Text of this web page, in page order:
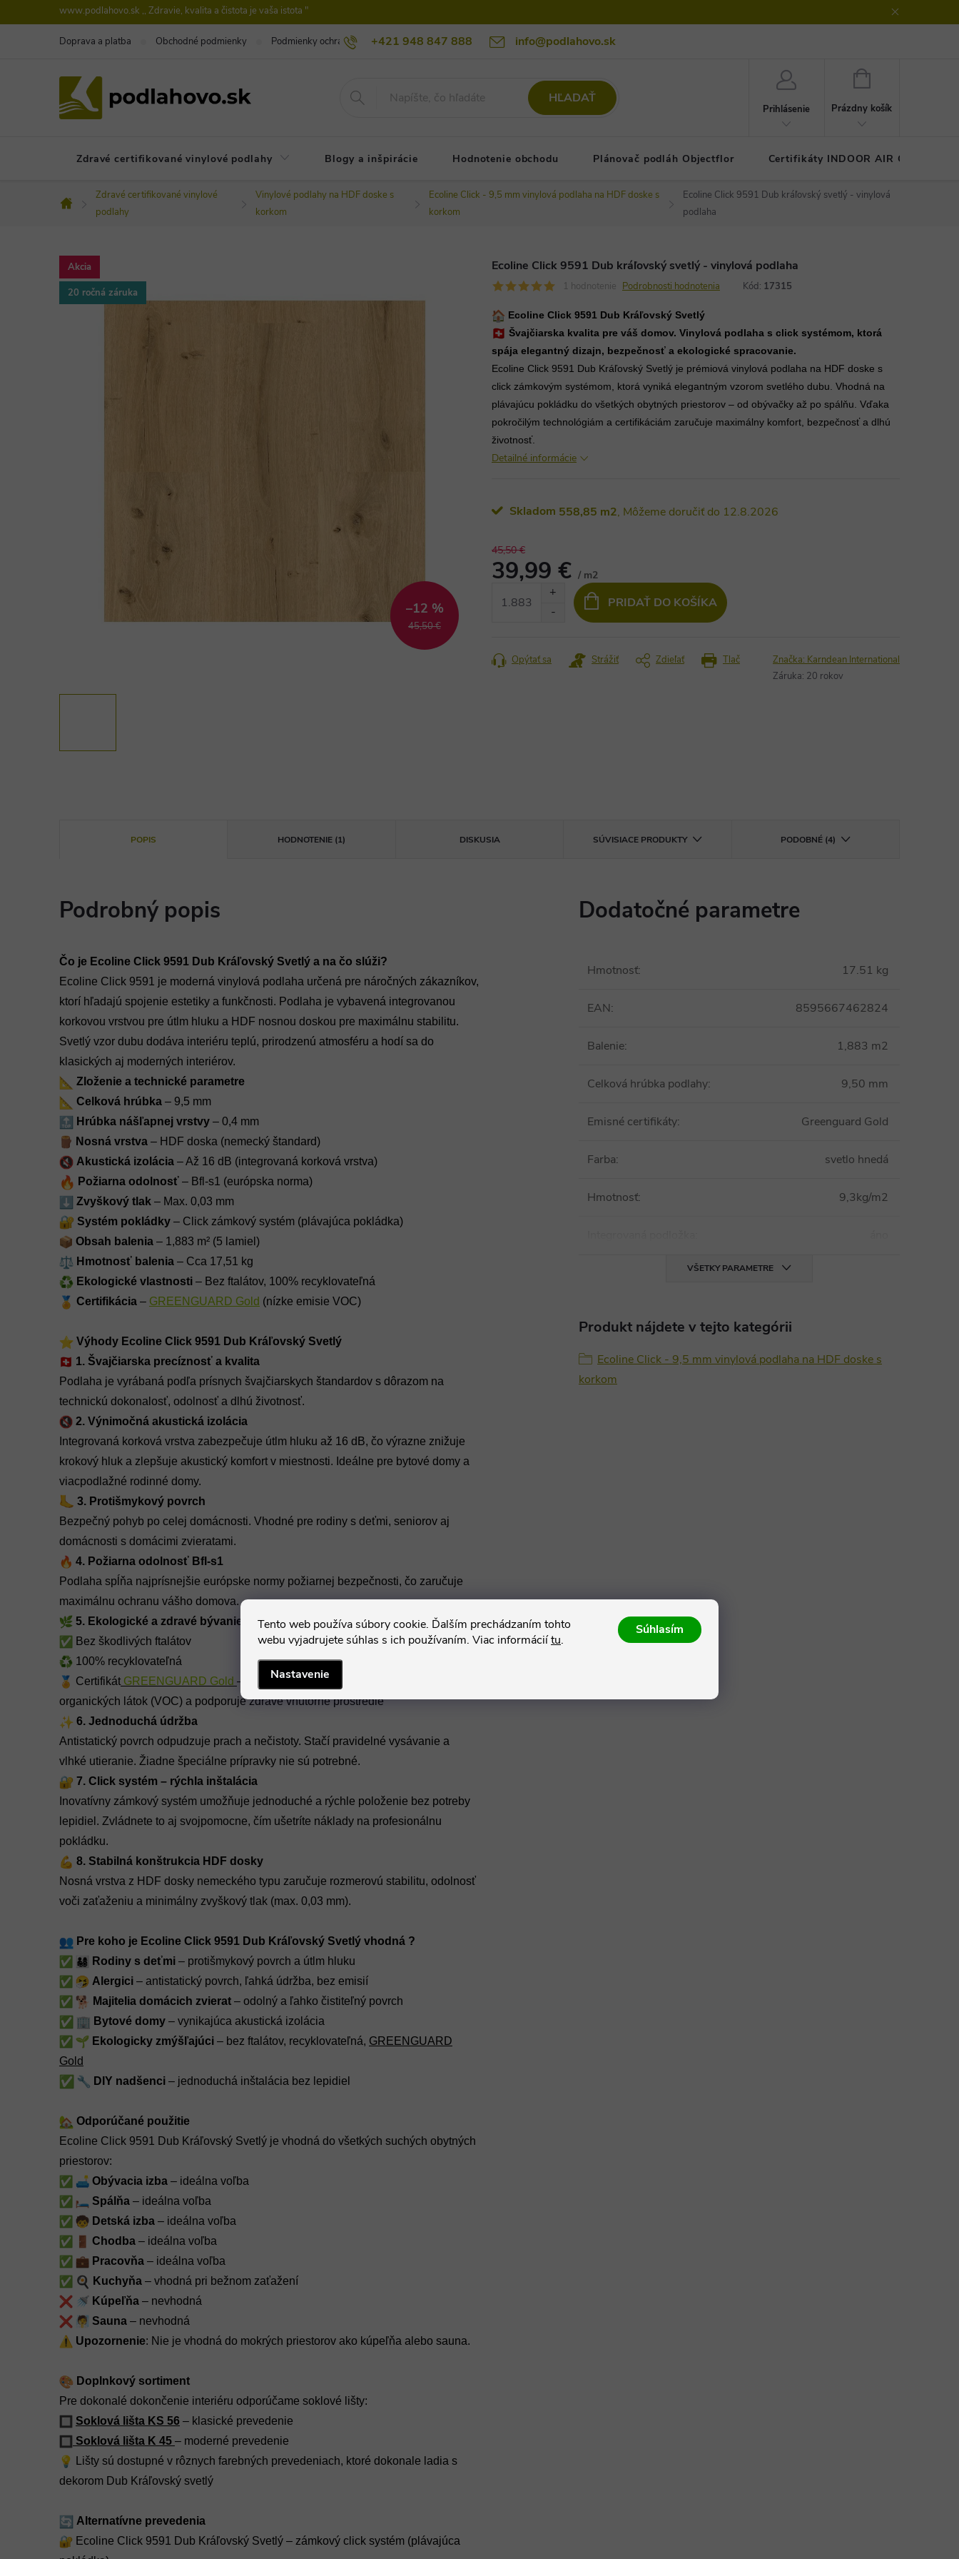
Tento web používa súbory cookie. Ďalším prechádzaním tohto
webu vyjadrujete súhlas s ich používaním. Viac informáciítu.
Nastavenie
Súhlasím
na
www.podlahovo.sk ,, Zdravie, kvalita a čistota je vaša istota "
+421 948 847 888 info@podlahovo.sk
Doprava a platba Obchodné podmienky Podmienky ochrany osobných údajov podlahovo.sk Reklamačné podmienky
HĽADAŤ
Prihlásenie
NÁKUPNÝ
Prázdny košík
Zdravé certifikované vinylové podlahy Blogy a inšpirácie Hodnotenie obchodu Plánovač podláh Objectflor Certifikáty INDOOR AIR COMFORT
Domov
Zdravé certifikované vinylové
podlahy
Vinylové podlahy na HDF doske s
korkom
Ecoline Click - 9,5 mm vinylová podlaha na HDF doske s
korkom
Ecoline Click 9591 Dub kráľovský svetlý - vinylová
podlaha
Akcia
20 ročná záruka
45,50 €
–12 %
Ecoline Click 9591 Dub kráľovský svetlý - vinylová podlaha
1 hodnotenie Podrobnosti hodnotenia Kód: 17315
Ecoline Click 9591 Dub Kráľovský Svetlý
Švajčiarska kvalita pre váš domov. Vinylová podlaha s click systémom, ktorá
spája elegantný dizajn, bezpečnosť a ekologické spracovanie.
Ecoline Click 9591 Dub Kráľovský Svetlý je prémiová vinylová podlaha na HDF doske s
click zámkovým systémom, ktorá vyniká elegantným vzorom svetlého dubu. Vhodná na
plávajúcu pokládku do všetkých obytných priestorov – od obývačky až po spálňu. Vďaka
pokročilým technológiám a certifikáciám zaručuje maximálny komfort, bezpečnosť a dlhú
životnosť.
Detailné informácie
Skladom 558,85 m2 12.8.2026
45,50 €
39,99 € / m2
cena:
PRIDAŤ DO KOŠÍKA
Tlač
Opýtať sa Strážiť Zdieľať Značka: Karndean International
Záruka: 20 rokov
POPIS HODNOTENIE (1) DISKUSIA SÚVISIACE PRODUKTY PODOBNÉ (4)
Podrobný popis
Čo je Ecoline Click 9591 Dub Kráľovský Svetlý a na čo slúži?
Ecoline Click 9591 je moderná vinylová podlaha určená pre náročných zákazníkov,
ktorí hľadajú spojenie estetiky a funkčnosti. Podlaha je vybavená integrovanou
korkovou vrstvou pre útlm hluku a HDF nosnou doskou pre maximálnu stabilitu.
Svetlý vzor dubu dodáva interiéru teplú, prirodzenú atmosféru a hodí sa do
klasických aj moderných interiérov.
Zloženie a technické parametre
Celková hrúbka – 9,5 mm
Hrúbka nášľapnej vrstvy – 0,4 mm
Nosná vrstva – HDF doska (nemecký štandard)
Akustická izolácia – Až 16 dB (integrovaná korková vrstva)
Požiarna odolnosť – Bfl-s1 (európska norma)
Zvyškový tlak – Max. 0,03 mm
Systém pokládky – Click zámkový systém (plávajúca pokládka)
Obsah balenia – 1,883 m² (5 lamiel)
Hmotnosť balenia – Cca 17,51 kg
Ekologické vlastnosti – Bez ftalátov, 100% recyklovateľná
Certifikácia – GREENGUARD Gold (nízke emisie VOC)
Výhody Ecoline Click 9591 Dub Kráľovský Svetlý
1. Švajčiarska precíznosť a kvalita
Podlaha je vyrábaná podľa prísnych švajčiarskych štandardov s dôrazom na
technickú dokonalosť, odolnosť a dlhú životnosť.
2. Výnimočná akustická izolácia
Integrovaná korková vrstva zabezpečuje útlm hluku až 16 dB, čo výrazne znižuje
krokový hluk a zlepšuje akustický komfort v miestnosti. Ideálne pre bytové domy a
viacpodlažné rodinné domy.
3. Protišmykový povrch
Bezpečný pohyb po celej domácnosti. Vhodné pre rodiny s deťmi, seniorov aj
domácnosti s domácimi zvieratami.
4. Požiarna odolnosť Bfl-s1
Podlaha spĺňa najprísnejšie európske normy požiarnej bezpečnosti, čo zaručuje
maximálnu ochranu vášho domova.
5. Ekologické a zdravé bývanie
Bez škodlivých ftalátov
100% recyklovateľná
Certifikát GREENGUARD Gold – garantuje nízke emisie prchavých
organických látok (VOC) a podporuje zdravé vnútorné prostredie
6. Jednoduchá údržba
Antistatický povrch odpudzuje prach a nečistoty. Stačí pravidelné vysávanie a
vlhké utieranie. Žiadne špeciálne prípravky nie sú potrebné.
7. Click systém – rýchla inštalácia
Inovatívny zámkový systém umožňuje jednoduché a rýchle položenie bez potreby
lepidiel. Zvládnete to aj svojpomocne, čím ušetríte náklady na profesionálnu
pokládku.
8. Stabilná konštrukcia HDF dosky
Nosná vrstva z HDF dosky nemeckého typu zaručuje rozmerovú stabilitu, odolnosť
voči zaťaženiu a minimálny zvyškový tlak (max. 0,03 mm).
Pre koho je Ecoline Click 9591 Dub Kráľovský Svetlý vhodná ?
Rodiny s deťmi – protišmykový povrch a útlm hluku
Alergici – antistatický povrch, ľahká údržba, bez emisií
Majitelia domácich zvierat – odolný a ľahko čistiteľný povrch
Bytové domy – vynikajúca akustická izolácia
Ekologicky zmýšľajúci – bez ftalátov, recyklovateľná, GREENGUARD
Gold
DIY nadšenci – jednoduchá inštalácia bez lepidiel
Odporúčané použitie
Ecoline Click 9591 Dub Kráľovský Svetlý je vhodná do všetkých suchých obytných
priestorov:
Obývacia izba – ideálna voľba
Spálňa – ideálna voľba
Detská izba – ideálna voľba
Chodba – ideálna voľba
Pracovňa – ideálna voľba
Kuchyňa – vhodná pri bežnom zaťažení
Kúpeľňa – nevhodná
Sauna – nevhodná
Upozornenie: Nie je vhodná do mokrých priestorov ako kúpeľňa alebo sauna.
Doplnkový sortiment
Pre dokonalé dokončenie interiéru odporúčame soklové lišty:
Soklová lišta KS 56 – klasické prevedenie
Soklová lišta K 45 – moderné prevedenie
Lišty sú dostupné v rôznych farebných prevedeniach, ktoré dokonale ladia s
dekorom Dub Kráľovský svetlý
Alternatívne prevedenia
Ecoline Click 9591 Dub Kráľovský Svetlý – zámkový click systém (plávajúca
Dodatočné parametre
Hmotnosť: 17.51 kg
EAN: 8595667462824
Balenie: 1,883 m2
Celková hrúbka podlahy: 9,50 mm
Emisné certifikáty: Greenguard Gold
Farba: svetlo hnedá
Hmotnosť: 9,3kg/m2
VŠETKY PARAMETRE
Produkt nájdete v tejto kategórii
Ecoline Click - 9,5 mm vinylová podlaha na HDF doske s
korkom